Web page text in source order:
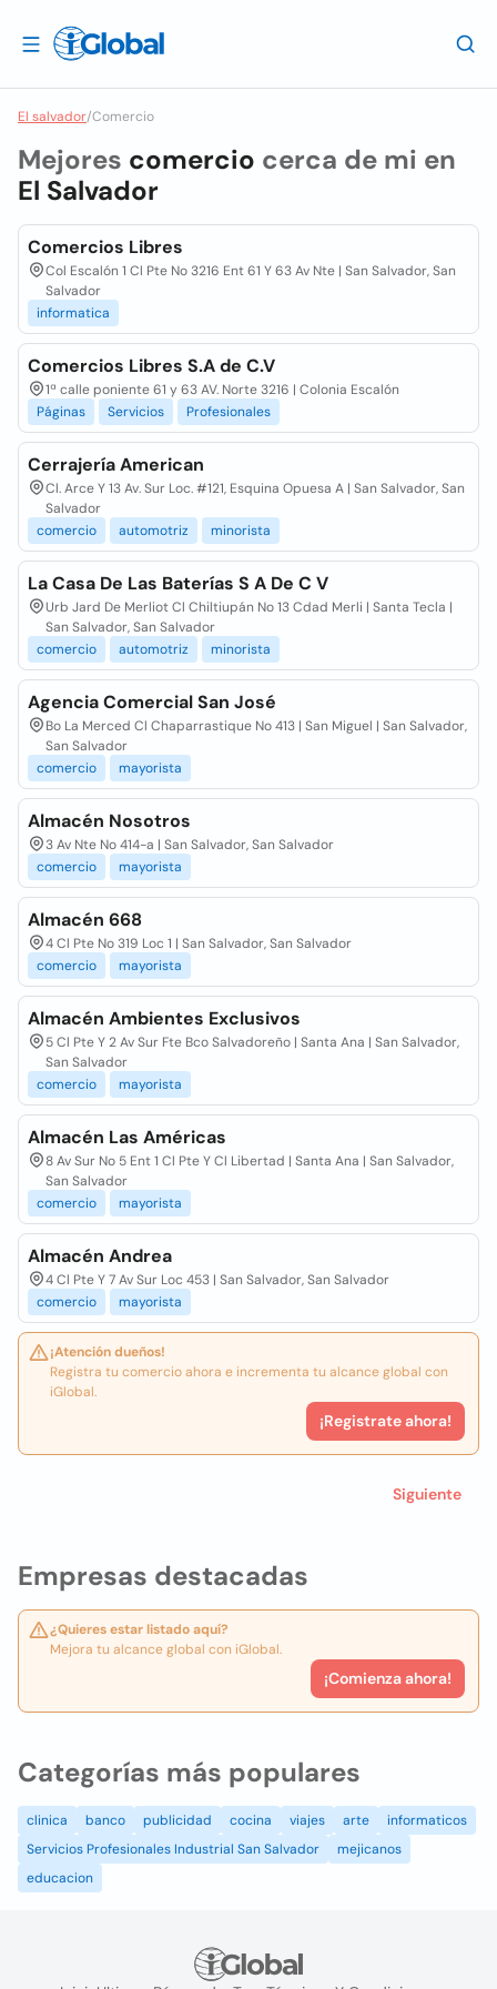
El salvador/Comercio
Empresas destacadas
¿Quieres estar listado aquí?
Mejora tu alcance global con iGlobal.
¡Comienza ahora!
Mejores comercio cerca de mi en
El Salvador
Comercios Libres
Col Escalón 1 Cl Pte No 3216 Ent 61 Y 63 Av Nte | San Salvador, San
Salvador
informatica
Comercios Libres S.A de C.V
1ª calle poniente 61 y 63 AV. Norte 3216 | Colonia Escalón
Páginas
Servicios Profesionales
Cerrajería American
Cl. Arce Y 13 Av. Sur Loc. #121, Esquina Opuesa A | San Salvador, San
Salvador
comercio
automotriz minorista
La Casa De Las Baterías S A De C V
Urb Jard De Merliot Cl Chiltiupán No 13 Cdad Merli | Santa Tecla |
San Salvador, San Salvador
comercio
automotriz minorista
Agencia Comercial San José
Bo La Merced Cl Chaparrastique No 413 | San Miguel | San Salvador,
San Salvador
comercio
mayorista
Almacén Nosotros
3 Av Nte No 414-a | San Salvador, San Salvador
comercio
mayorista
Almacén 668
4 Cl Pte No 319 Loc 1 | San Salvador, San Salvador
comercio
mayorista
Almacén Ambientes Exclusivos
5 Cl Pte Y 2 Av Sur Fte Bco Salvadoreño | Santa Ana | San Salvador,
San Salvador
comercio
mayorista
Almacén Las Américas
8 Av Sur No 5 Ent 1 Cl Pte Y Cl Libertad | Santa Ana | San Salvador,
San Salvador
comercio
mayorista
Almacén Andrea
4 Cl Pte Y 7 Av Sur Loc 453 | San Salvador, San Salvador
comercio
mayorista
¡Atención dueños!
Registra tu comercio ahora e incrementa tu alcance global con
iGlobal.
¡Registrate ahora!
Siguiente
Categorías más populares
clinica banco publicidad cocina viajes arte
informaticos
Servicios Profesionales Industrial San Salvador
mejicanos
educacion